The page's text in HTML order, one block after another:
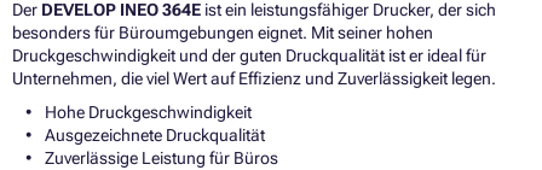
Der DEVELOP INEO 364E ist ein leistungsfähiger Drucker, der sich
besonders für Büroumgebungen eignet. Mit seiner hohen
Druckgeschwindigkeit und der guten Druckqualität ist er ideal für
Unternehmen, die viel Wert auf Effizienz und Zuverlässigkeit legen.
Hohe Druckgeschwindigkeit
Ausgezeichnete Druckqualität
Zuverlässige Leistung für Büros